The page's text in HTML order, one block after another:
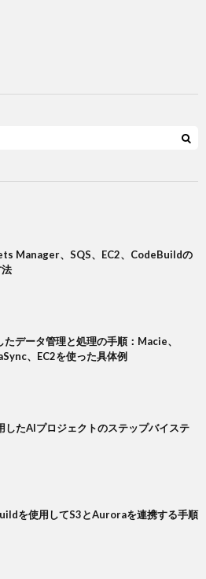
Manager、SQS、EC2、CodeBuildの
たデータ管理と処理の手順：Macie、
、EC2を使った具体例
したAIプロジェクトのステップバイステ
を使用してS3とAuroraを連携する手順